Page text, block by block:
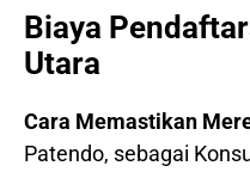
Biaya
Utara
Cara Memastikan
Patendo, sebagai